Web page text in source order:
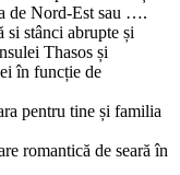
de Nord-Est sau ….
si stânci abrupte și
Thasos și
în funcție de
pentru tine și familia
romantică de seară în